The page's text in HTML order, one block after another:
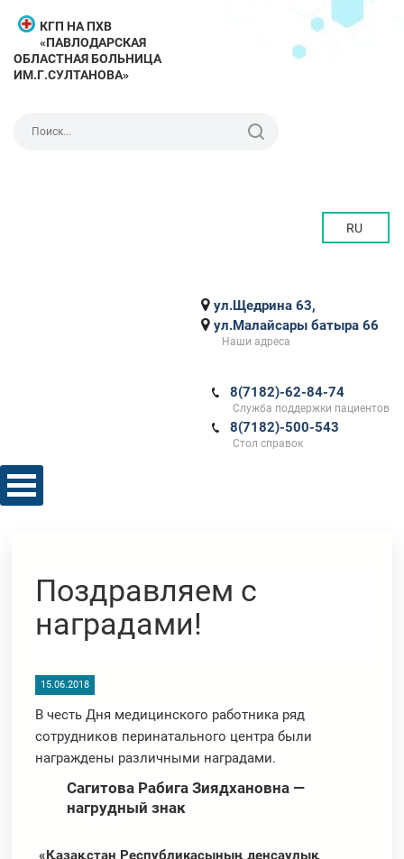
КГП НА ПХВ
«ПАВЛОДАРСКАЯ
ОБЛАСТНАЯ БОЛЬНИЦА
ИМ.Г.СУЛТАНОВА»
RU
ул.Щедрина 63,
ул.Малайсары батыра 66
Наши адреса
8(7182)-62-84-74
Служба поддержки пациентов
8(7182)-500-543
Стол справок
Поздравляем с
наградами!
15.06.2018
В честь Дня медицинского работника ряд
сотрудников перинатального центра были
награждены различными наградами.
Сагитова Рабига Зиядхановна —
нагрудный знак
«Қазақстан Республикасының денсаулық